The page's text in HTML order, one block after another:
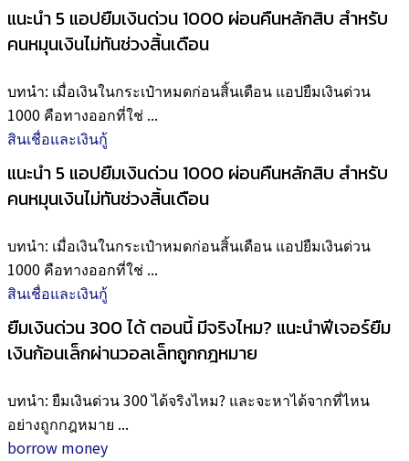
แนะนำ 5 แอปยืมเงินด่วน 1000 ผ่อนคืนหลักสิบ สำหรับ
คนหมุนเงินไม่ทันช่วงสิ้นเดือน
บทนำ: เมื่อเงินในกระเป๋าหมดก่อนสิ้นเดือน แอปยืมเงินด่วน
1000 คือทางออกที่ใช่ ...
สินเชื่อและเงินกู้
แนะนำ 5 แอปยืมเงินด่วน 1000 ผ่อนคืนหลักสิบ สำหรับ
คนหมุนเงินไม่ทันช่วงสิ้นเดือน
บทนำ: เมื่อเงินในกระเป๋าหมดก่อนสิ้นเดือน แอปยืมเงินด่วน
1000 คือทางออกที่ใช่ ...
สินเชื่อและเงินกู้
ยืมเงินด่วน 300 ได้ ตอนนี้ มีจริงไหม? แนะนำฟีเจอร์ยืม
เงินก้อนเล็กผ่านวอลเล็ทถูกกฎหมาย
บทนำ: ยืมเงินด่วน 300 ได้จริงไหม? และจะหาได้จากที่ไหน
อย่างถูกกฎหมาย ...
borrow money